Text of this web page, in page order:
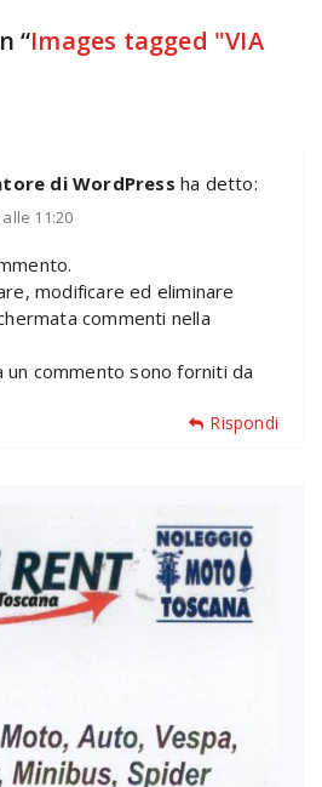
“Images tagged "VIA
di WordPress ha detto:
11:20
modificare ed eliminare
commenti nella
un commento sono forniti da
Rispondi